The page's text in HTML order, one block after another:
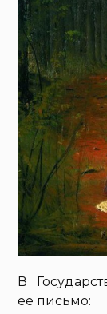
В
ее письмо: